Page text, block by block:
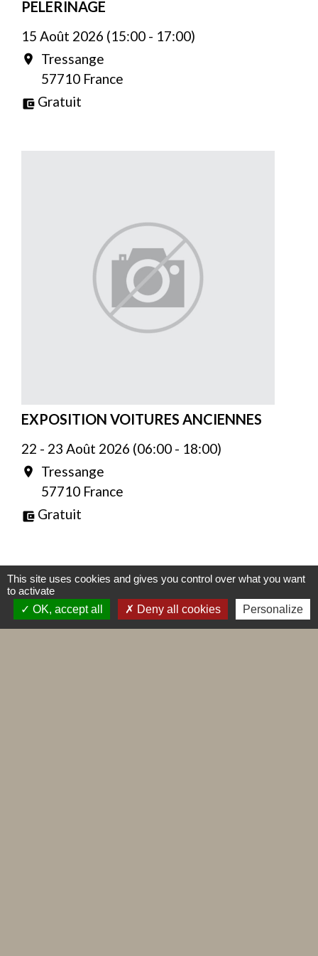
PELERINAGE
15 Août 2026 (15:00 - 17:00)
location_on
Tressange
57710 France
account_balance_wallet Gratuit
EXPOSITION VOITURES ANCIENNES
22 - 23 Août 2026 (06:00 - 18:00)
location_on
Tressange
57710 France
account_balance_wallet Gratuit
Contacts
This site uses cookies and gives you control over what you want
to activate
OK, accept all
Deny all cookies Personalize